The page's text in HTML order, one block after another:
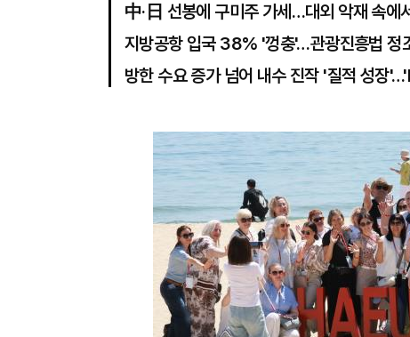
中·日 선봉에 구미주 가세…대외 악재 속에
지방공항 입국 38% '껑충'…관광진흥법 정
방한 수요 증가 넘어 내수 진작 '질적 성장